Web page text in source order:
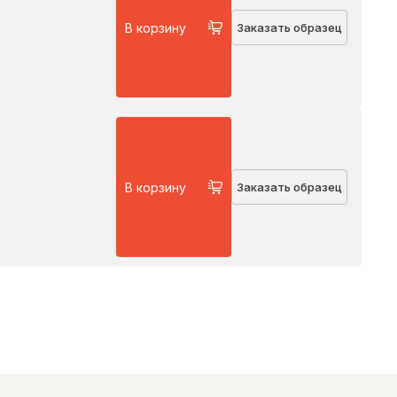
В корзину Заказать образец
В корзину Заказать образец